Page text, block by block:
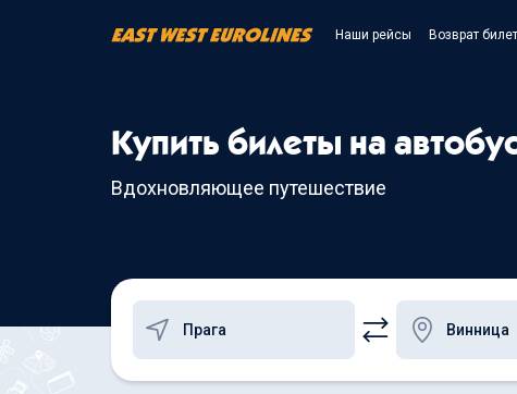
Наши рейсы Возврат
Купить билеты на
Вдохновляющее путешествие